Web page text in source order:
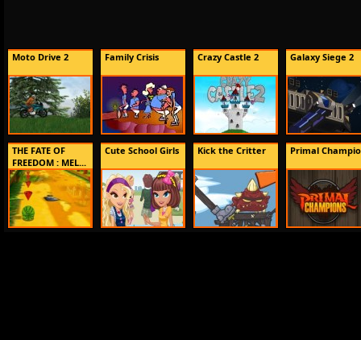
Moto Drive 2 Family Crisis Crazy Castle 2 Galaxy Siege 2
THE FATE OF
FREEDOM : MEL...
Cute School Girls Kick the Critter Primal